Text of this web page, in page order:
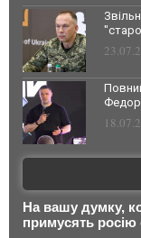
На вашу думку,
примусять росію